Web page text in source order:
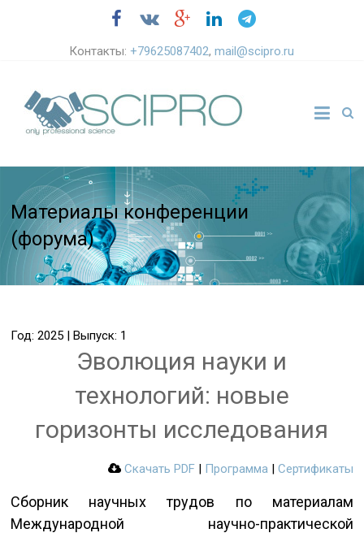
Контакты:+79625087402,mail@scipro.ru
Материалы конференции
(форума)
Год: 2025 | Выпуск: 1
Эволюция науки и
технологий: новые
горизонты исследования
Скачать PDF| Программа| Сертификаты
Сборник научных трудов по материалам
Международной научно-практической